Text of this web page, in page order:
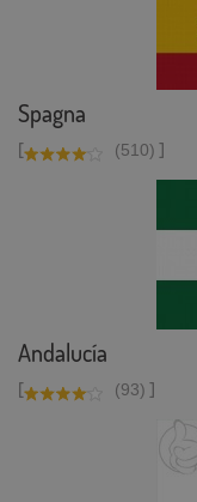
Spagna
[ (510) ]
Andalucía
[ (93) ]